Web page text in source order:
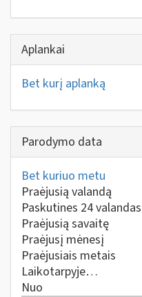
Aplankai
Bet kurį aplanką
Parodymo data
Bet kuriuo metu
Praėjusią valandą
Paskutines 24 valandas
Praėjusią savaitę
Praėjusį mėnesį
Praėjusiais metais
Laikotarpyje…
Nuo